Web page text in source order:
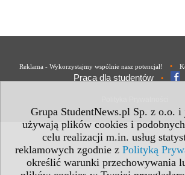
Grupa StudentNews.pl Sp. z o.o.
używają plików cookies i
celu realizacji m.in. usług
reklamowych zgodnie z Polityką
określić warunki przechowywania
Reklama - Wykorzystajmy wspólnie nasz potencjał! •
Praca dla studentów •